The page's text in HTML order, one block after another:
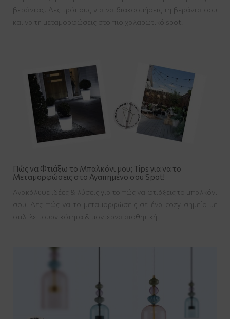
βεράντας. Δες τρόπους για να διακοσμήσεις τη βεράντα σου
και να τη μεταμορφώσεις στο πιο χαλαρωτικό spot!
Πώς να Φτιάξω το Μπαλκόνι μου; Tips για να το
Μεταμορφώσεις στο Αγαπημένο σου Spot!
Ανακάλυψε ιδέες & λύσεις για το πώς να φτιάξεις το μπαλκόνι
σου. Δες πώς να το μεταμορφώσεις σε ένα cozy σημείο με
στιλ, λειτουργικότητα & μοντέρνα αισθητική.